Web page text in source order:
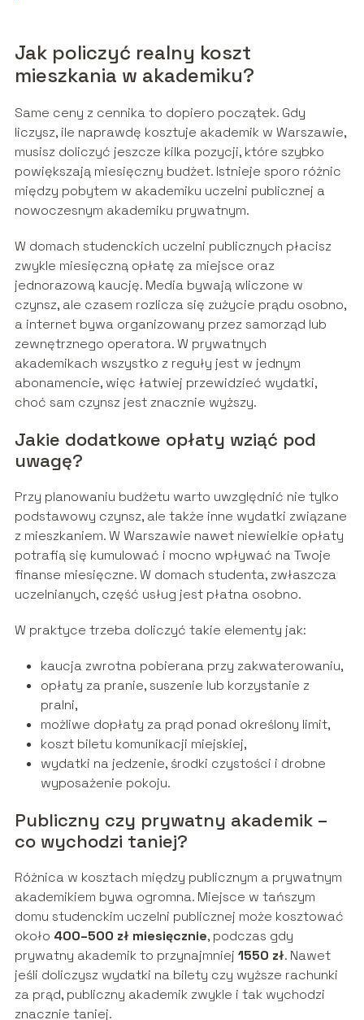
Jak policzyć realny koszt
mieszkania w akademiku?
Same ceny z cennika to dopiero początek. Gdy
liczysz, ile naprawdę kosztuje akademik w Warszawie,
musisz doliczyć jeszcze kilka pozycji, które szybko
powiększają miesięczny budżet. Istnieje sporo różnic
między pobytem w akademiku uczelni publicznej a
nowoczesnym akademiku prywatnym.
W domach studenckich uczelni publicznych płacisz
zwykle miesięczną opłatę za miejsce oraz
jednorazową kaucję. Media bywają wliczone w
czynsz, ale czasem rozlicza się zużycie prądu osobno,
a internet bywa organizowany przez samorząd lub
zewnętrznego operatora. W prywatnych
akademikach wszystko z reguły jest w jednym
abonamencie, więc łatwiej przewidzieć wydatki,
choć sam czynsz jest znacznie wyższy.
Jakie dodatkowe opłaty wziąć pod
uwagę?
Przy planowaniu budżetu warto uwzględnić nie tylko
podstawowy czynsz, ale także inne wydatki związane
z mieszkaniem. W Warszawie nawet niewielkie opłaty
potrafią się kumulować i mocno wpływać na Twoje
finanse miesięczne. W domach studenta, zwłaszcza
uczelnianych, część usług jest płatna osobno.
W praktyce trzeba doliczyć takie elementy jak:
kaucja zwrotna pobierana przy zakwaterowaniu,
opłaty za pranie, suszenie lub korzystanie z
pralni,
możliwe dopłaty za prąd ponad określony limit,
koszt biletu komunikacji miejskiej,
wydatki na jedzenie, środki czystości i drobne
wyposażenie pokoju.
Publiczny czy prywatny akademik –
co wychodzi taniej?
Różnica w kosztach między publicznym a prywatnym
akademikiem bywa ogromna. Miejsce w tańszym
domu studenckim uczelni publicznej może kosztować
około 400–500 zł miesięcznie, podczas gdy
prywatny akademik to przynajmniej 1550 zł. Nawet
jeśli doliczysz wydatki na bilety czy wyższe rachunki
za prąd, publiczny akademik zwykle i tak wychodzi
znacznie taniej.